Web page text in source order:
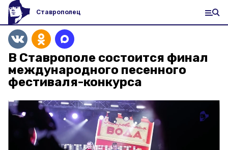
Ставрополец
В Ставрополе состоится финал
международного песенного
фестиваля-конкурса